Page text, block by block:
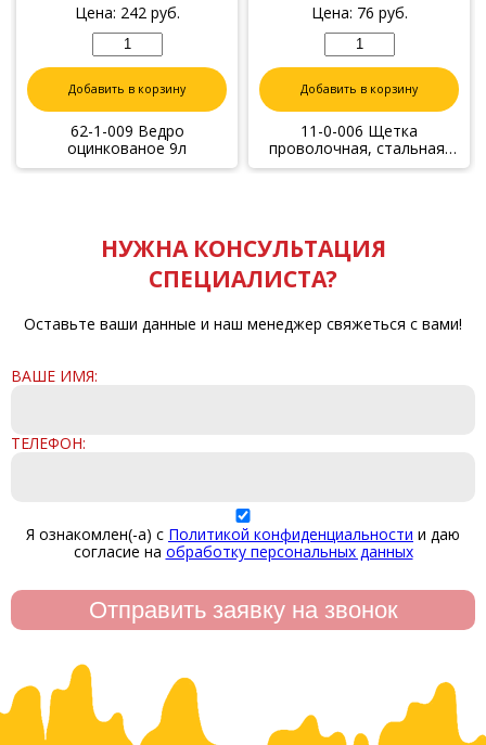
Цена: 242руб.
Добавить в корзину
62-1-009 Ведро
оцинкованое 9л
Цена: 76 руб.
Добавить в корзину
11-0-006 Щетка
проволочная, стальная,
дерев. рукоятка, 6 рядов ,
НУЖНА КОНСУЛЬТАЦИЯ
СПЕЦИАЛИСТА?
Оставьте ваши данные и наш менеджер свяжеться с вами!
ВАШЕ ИМЯ:
ТЕЛЕФОН:
Я ознакомлен(-а) с Политикой конфиденциальности и даю
согласие на обработку персональных данных